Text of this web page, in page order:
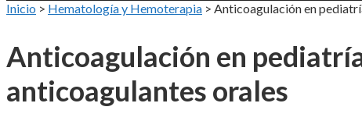
Inicio > Hematología y Hemoterapia > Anticoagulación en
Anticoagulación en
anticoagulantes orales